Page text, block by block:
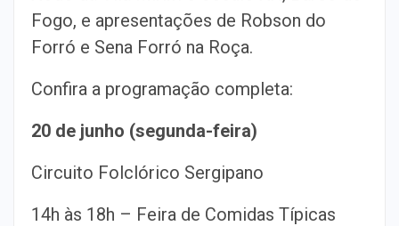
Fogo, e apresentações de Robson do
Forró e Sena Forró na Roça.
Confira a programação completa:
20 de junho (segunda-feira)
Circuito Folclórico Sergipano
14h às 18h – Feira de Comidas Típicas